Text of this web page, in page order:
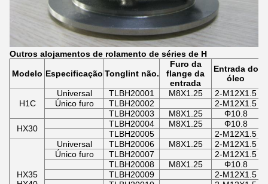
Outros alojamentos de rolamento de séries de H
Modelo Especificação Tonglint não.
Furo da
flange da
entrada
Entrada do
óleo
H1C
Universal TLBH20001 M8X1.25
2-M12X1.5
Único furo
TLBH20002
2-M12X1.5
TLBH20003
M8X1.25
Φ10.8
HX30
TLBH20004 M8X1.25
Φ10.8
TLBH20005
2-M12X1.5
HX35
Universal TLBH20006 M8X1.25
2-M12X1.5
Único furo
TLBH20007
2-M12X1.5
TLBH20008
M8X1.25
Φ10.8
TLBH20009
2-M12X1.5